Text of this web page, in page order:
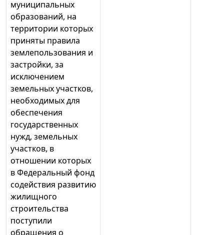
муниципальных
образований, на
территории которых
приняты правила
землепользования и
застройки, за
исключением
земельных участков,
необходимых для
обеспечения
государственных
нужд, земельных
участков, в
отношении которых
в Федеральный фонд
содействия развитию
жилищного
строительства
поступили
обращения о